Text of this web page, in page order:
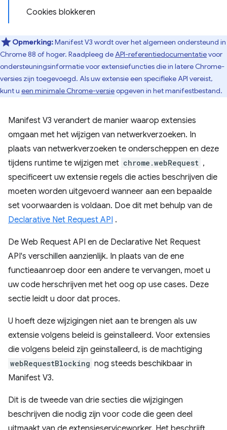
Cookies blokkeren
Opmerking:Manifest V3 wordt over het algemeen ondersteund in
Chrome 88 of hoger. Raadpleeg deAPI-referentiedocumentatievoor
ondersteuningsinformatie voor extensiefuncties die in latere Chrome-
versies zijn toegevoegd. Als uw extensie een specifieke API vereist,
kunt u een minimale Chrome-versieopgeven in het manifestbestand.
Manifest V3 verandert de manier waarop extensies
omgaan met het wijzigen van netwerkverzoeken. In
plaats van netwerkverzoeken te onderscheppen en deze
tijdens runtime te wijzigen met chrome.webRequest ,
specificeert uw extensie regels die acties beschrijven die
moeten worden uitgevoerd wanneer aan een bepaalde
set voorwaarden is voldaan. Doe dit met behulp van de
Declarative Net Request API .
De Web Request API en de Declarative Net Request
API's verschillen aanzienlijk. In plaats van de ene
functieaanroep door een andere te vervangen, moet u
uw code herschrijven met het oog op use cases. Deze
sectie leidt u door dat proces.
U hoeft deze wijzigingen niet aan te brengen als uw
extensie volgens beleid is geïnstalleerd. Voor extensies
die volgens beleid zijn geïnstalleerd, is de machtiging
webRequestBlocking nog steeds beschikbaar in
Manifest V3.
Dit is de tweede van drie secties die wijzigingen
beschrijven die nodig zijn voor code die geen deel